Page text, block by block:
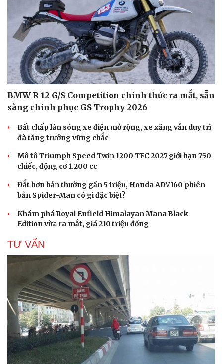
Cải chính
BMW R 12 G/S Competition chính thức ra mắt, sẵn
sàng chinh phục GS Trophy 2026
Bất chấp làn sóng xe điện mở rộng, xe xăng vẫn duy trì
đà tăng trưởng vững chắc
Mô tô Triumph Speed Twin 1200 TFC 2027 giới hạn 750
chiếc, động cơ 1.200 cc
Đắt hơn bản thường gần 5 triệu, Honda ADV160 phiên
bản Spider-Man có gì đặc biệt?
Khám phá Royal Enfield Himalayan Mana Black
Edition vừa ra mắt, giá 210 triệu đồng
TƯ VẤN